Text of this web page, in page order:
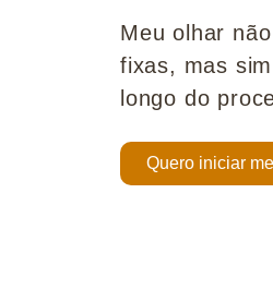
Meu olhar
fixas, mas
longo do
Quero iniciar